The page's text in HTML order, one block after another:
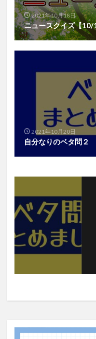
2021年10月18日
ニュースクイズ【
2021年10月20日
自分なりのベタ問２